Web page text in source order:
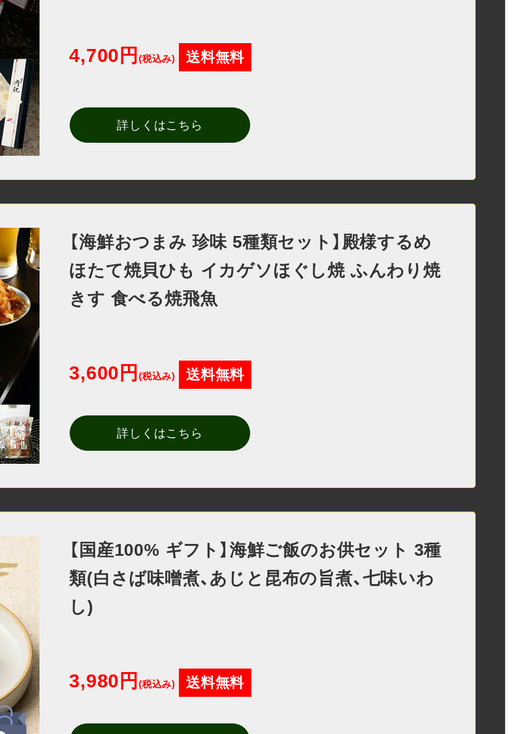
4,700円 (税込み) 送料無料
詳しくはこちら
【海鮮おつまみ 珍味 5種類セット】殿様するめ
ほたて焼貝ひも イカゲソほぐし焼 ふんわり焼
きす 食べる焼飛魚
3,600円 (税込み) 送料無料
詳しくはこちら
【国産100% ギフト】海鮮ご飯のお供セット 3種
類(白さば味噌煮、あじと昆布の旨煮、七味いわ
し)
3,980円 (税込み) 送料無料